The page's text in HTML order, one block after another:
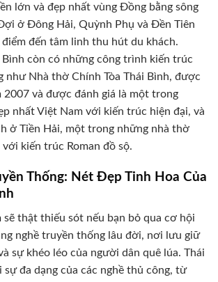
lớn và đẹp nhất vùng Đồng bằng sông
ở Đông Hải, Quỳnh Phụ và Đền Tiên
điểm đến tâm linh thu hút du khách.
Bình còn có những công trình kiến trúc
như Nhà thờ Chính Tòa Thái Bình, được
2007 và được đánh giá là một trong
nhất Việt Nam với kiến trúc hiện đại, và
ở Tiền Hải, một trong những nhà thờ
kiến trúc Roman đồ sộ.
Thống: Nét Đẹp Tinh Hoa Của
sẽ thật thiếu sót nếu bạn bỏ qua cơ hội
nghề truyền thống lâu đời, nơi lưu giữ
sự khéo léo của người dân quê lúa. Thái
sự đa dạng của các nghề thủ công, từ